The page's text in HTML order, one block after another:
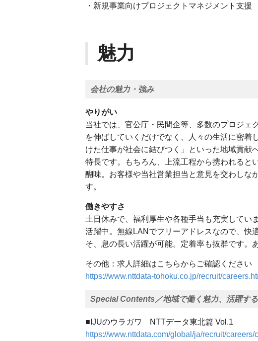
・新規事業向けプロジェクトマネジメント支援
魅力
会社の魅力・強み
やりがい
当社では、官公庁・⺠間企等、多数のプロジェ
を伸ばしていくだけでなく、⼈々の⽣活に密着
けた仕事が社会に結びつく」といった地域貢献
特⻑です。もちろん、上流⼯程から携われると
醐味。お客様や当社営業担当と意⾒を交わしな
す。
働きやすさ
⼟⽇休みで、福利厚⽣や各種⼿当も充実してい
活躍中。無線LANでフリーアドレスなので、快
そ、息の⻑い活躍が可能。定着率も抜群です。
その他：求人詳細はこちらからご確認ください
https://www.nttdata-tohoku.co.jp/recruit/
Special Contents／地域で働く魅力、活躍す
■IJUのウラガワ NTTデータ東北篇 Vol.1
https://www.nttdata.com/global/ja/recruit/